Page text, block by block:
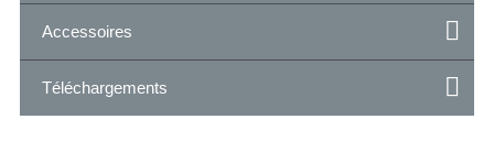
Accessoires
Téléchargements